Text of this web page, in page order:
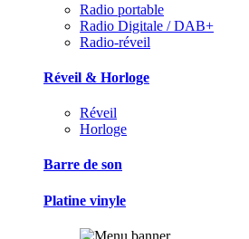
Radio portable
Radio Digitale / DAB+
Radio-réveil
Réveil & Horloge
Réveil
Horloge
Barre de son
Platine vinyle